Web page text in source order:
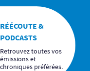
RÉÉCOUTE &
PODCASTS
Retrouvez toutes vos
émissions et
chroniques préférées.